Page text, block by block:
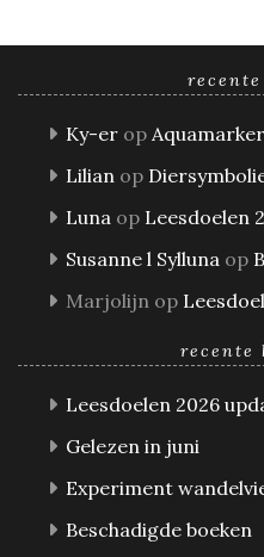
Ky-er op
Lilian op
Luna op Leesdoelen
Susanne l Sylluna op
Marjolijn op
recente
Leesdoelen 2026
Gelezen in juni
Experiment
Beschadigde boeken